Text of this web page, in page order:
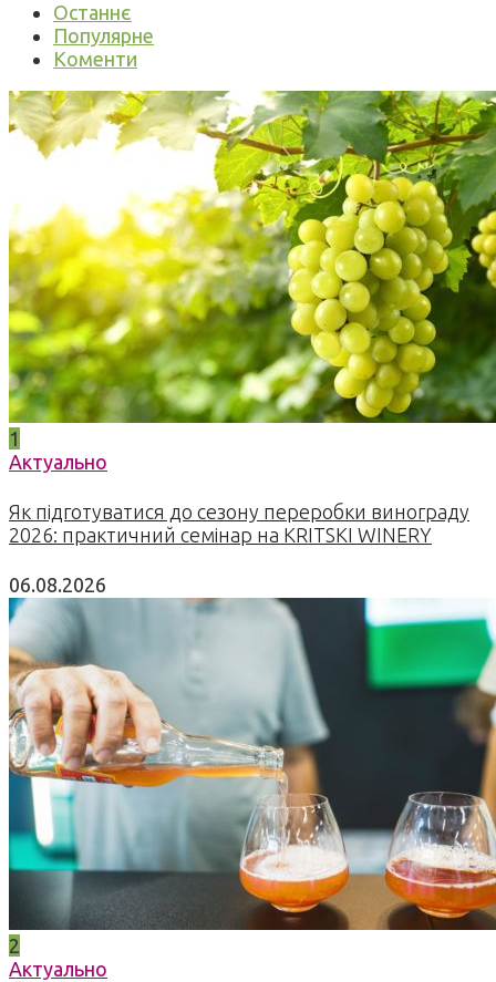
Останнє
Популярне
Коменти
1
Актуально
Як підготуватися до сезону переробки винограду
2026: практичний семінар на KRITSKI WINERY
06.08.2026
2
Актуально